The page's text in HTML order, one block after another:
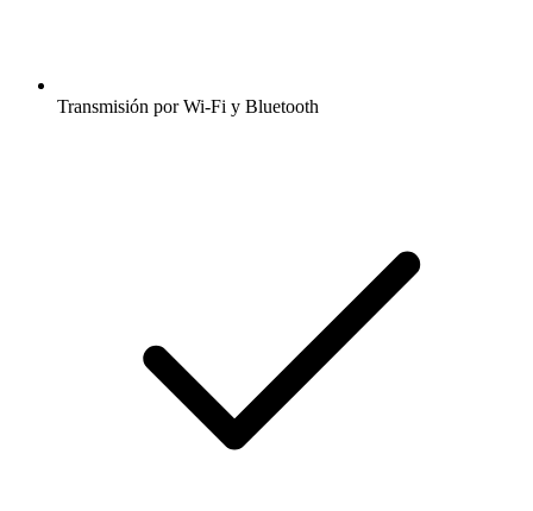
Transmisión por Wi-Fi y Bluetooth